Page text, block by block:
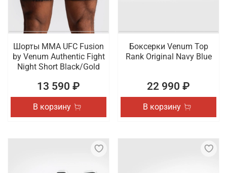
Шорты ММА UFC Fusion
by Venum Authentic Fight
Night Short Black/Gold
13 590 ₽
В корзину
Боксерки Venum Top
Rank Original Navy Blue
22 990 ₽
В корзину